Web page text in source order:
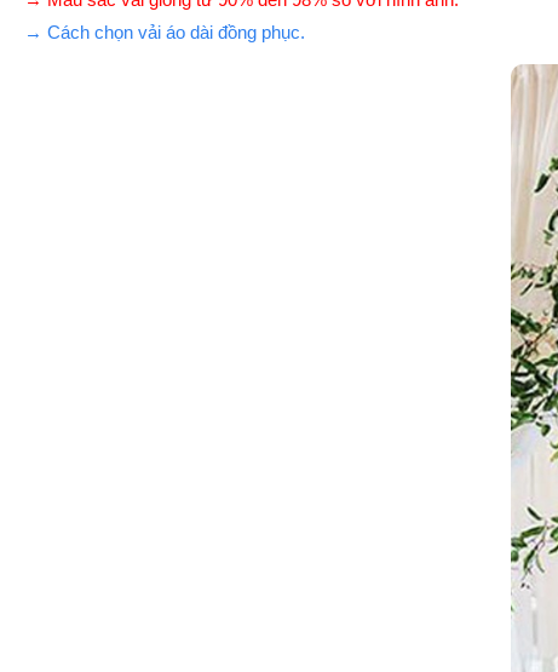
→ Cách chọn vải áo dài đồng phục.